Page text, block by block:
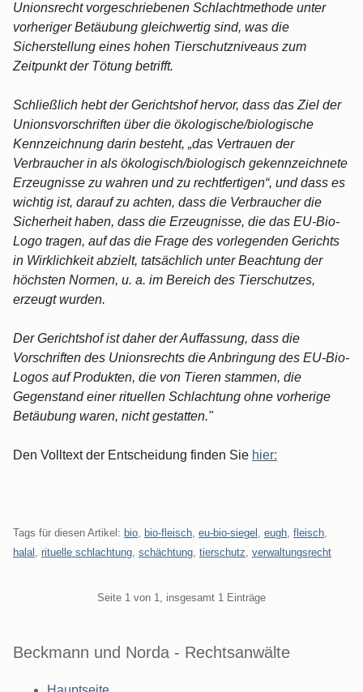
Unionsrecht vorgeschriebenen Schlachtmethode unter
vorheriger Betäubung gleichwertig sind, was die
Sicherstellung eines hohen Tierschutzniveaus zum
Zeitpunkt der Tötung betrifft.
Schließlich hebt der Gerichtshof hervor, dass das Ziel der
Unionsvorschriften über die ökologische/biologische
Kennzeichnung darin besteht, „das Vertrauen der
Verbraucher in als ökologisch/biologisch gekennzeichnete
Erzeugnisse zu wahren und zu rechtfertigen“, und dass es
wichtig ist, darauf zu achten, dass die Verbraucher die
Sicherheit haben, dass die Erzeugnisse, die das EU-Bio-
Logo tragen, auf das die Frage des vorlegenden Gerichts
in Wirklichkeit abzielt, tatsächlich unter Beachtung der
höchsten Normen, u. a. im Bereich des Tierschutzes,
erzeugt wurden.
Der Gerichtshof ist daher der Auffassung, dass die
Vorschriften des Unionsrechts die Anbringung des EU-Bio-
Logos auf Produkten, die von Tieren stammen, die
Gegenstand einer rituellen Schlachtung ohne vorherige
Betäubung waren, nicht gestatten."
Den Volltext der Entscheidung finden Sie hier:
Tags für diesen Artikel: bio bio-fleisch eu-bio-siegel eugh fleisch
halal
rituelle schlachtung schächtung tierschutz verwaltungsrecht
Seite 1 von 1, insgesamt 1 Einträge
Beckmann und Norda - Rechtsanwälte